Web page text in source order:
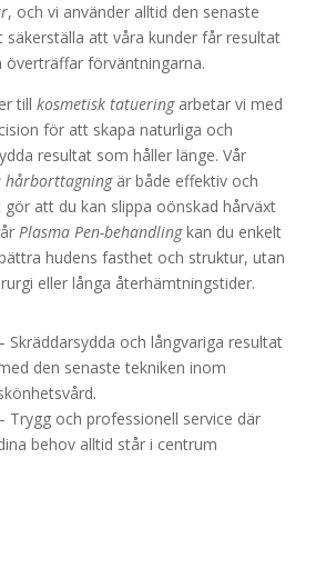
, och vi använder alltid den senaste
säkerställa att våra kunder får resultat
överträffar förväntningarna.
till kosmetisk tatueringarbetar vi med
för att skapa naturliga och
resultat som håller länge. Vår
hårborttagningär både effektiv och
att du kan slippa oönskad hårväxt
Plasma Pen-behandlingkan du enkelt
hudens fasthet och struktur, utan
eller långa återhämtningstider.
Skräddarsydda och långvariga resultat
den senaste tekniken inom
Trygg och professionell service där
behov alltid står i centrum